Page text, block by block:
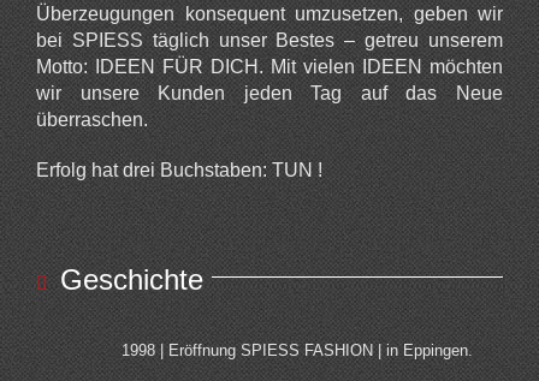
Überzeugungen konsequent umzusetzen, geben wir
bei SPIESS täglich unser Bestes – getreu unserem
Motto: IDEEN FÜR DICH. Mit vielen IDEEN möchten
wir unsere Kunden jeden Tag auf das Neue
überraschen.
Erfolg hat drei Buchstaben: TUN !
Geschichte
1998 | Eröffnung SPIESS FASHION | in Eppingen.